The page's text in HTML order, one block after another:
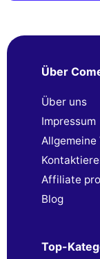
Über
Über uns
Impressum
Affiliate
Blog
Top-